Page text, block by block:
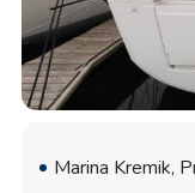
Marina Kremik,